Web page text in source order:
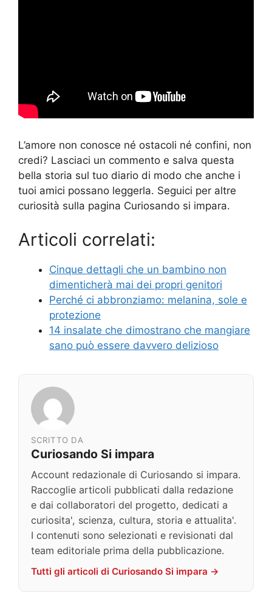
L’amore non conosce né ostacoli né confini, non
credi? Lasciaci un commento e salva questa
bella storia sul tuo diario di modo che anche i
tuoi amici possano leggerla. Seguici per altre
curiosità sulla pagina Curiosando si impara.
Articoli correlati:
Cinque dettagli che un bambino non
dimenticherà mai dei propri genitori
Perché ci abbronziamo: melanina, sole e
protezione
14 insalate che dimostrano che mangiare
sano può essere davvero delizioso
SCRITTO DA
Curiosando Si impara
Account redazionale di Curiosando si impara.
Raccoglie articoli pubblicati dalla redazione
e dai collaboratori del progetto, dedicati a
curiosita', scienza, cultura, storia e attualita'.
I contenuti sono selezionati e revisionati dal
team editoriale prima della pubblicazione.
Tutti gli articoli di Curiosando Si impara →